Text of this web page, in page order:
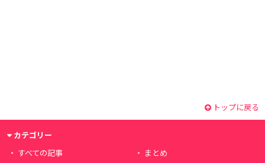
トップに戻る
カテゴリー
すべての記事
まとめ